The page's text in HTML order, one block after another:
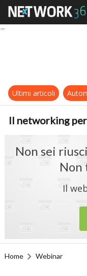
Ultimi articoli
Il networking
Non sei
Non
Il
Home Webinar